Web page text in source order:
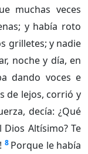
muchas veces
y había roto
grilletes; y nadie
noche y día, en
dando voces e
de lejos, corrió y
decía: ¿Qué
Altísimo? Te
8 Porque le había